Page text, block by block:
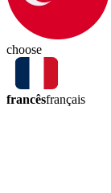
choose
francêsfrançais